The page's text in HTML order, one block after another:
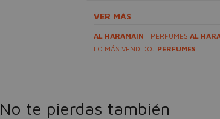
VER MÁS
AL HARAMAIN PERFUMES AL
LO MÁS VENDIDO: PERFUMES
No te pierdas también